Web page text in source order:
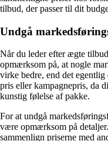
tilbud, der passer til dit
Undgå
Når du leder efter ægte
opmærksom på, at nogle
virke bedre, end det
pris eller kampagnepris, da
kunstig følelse af pakke.
For at undgå
være opmærksom på
sammenlign priserne med